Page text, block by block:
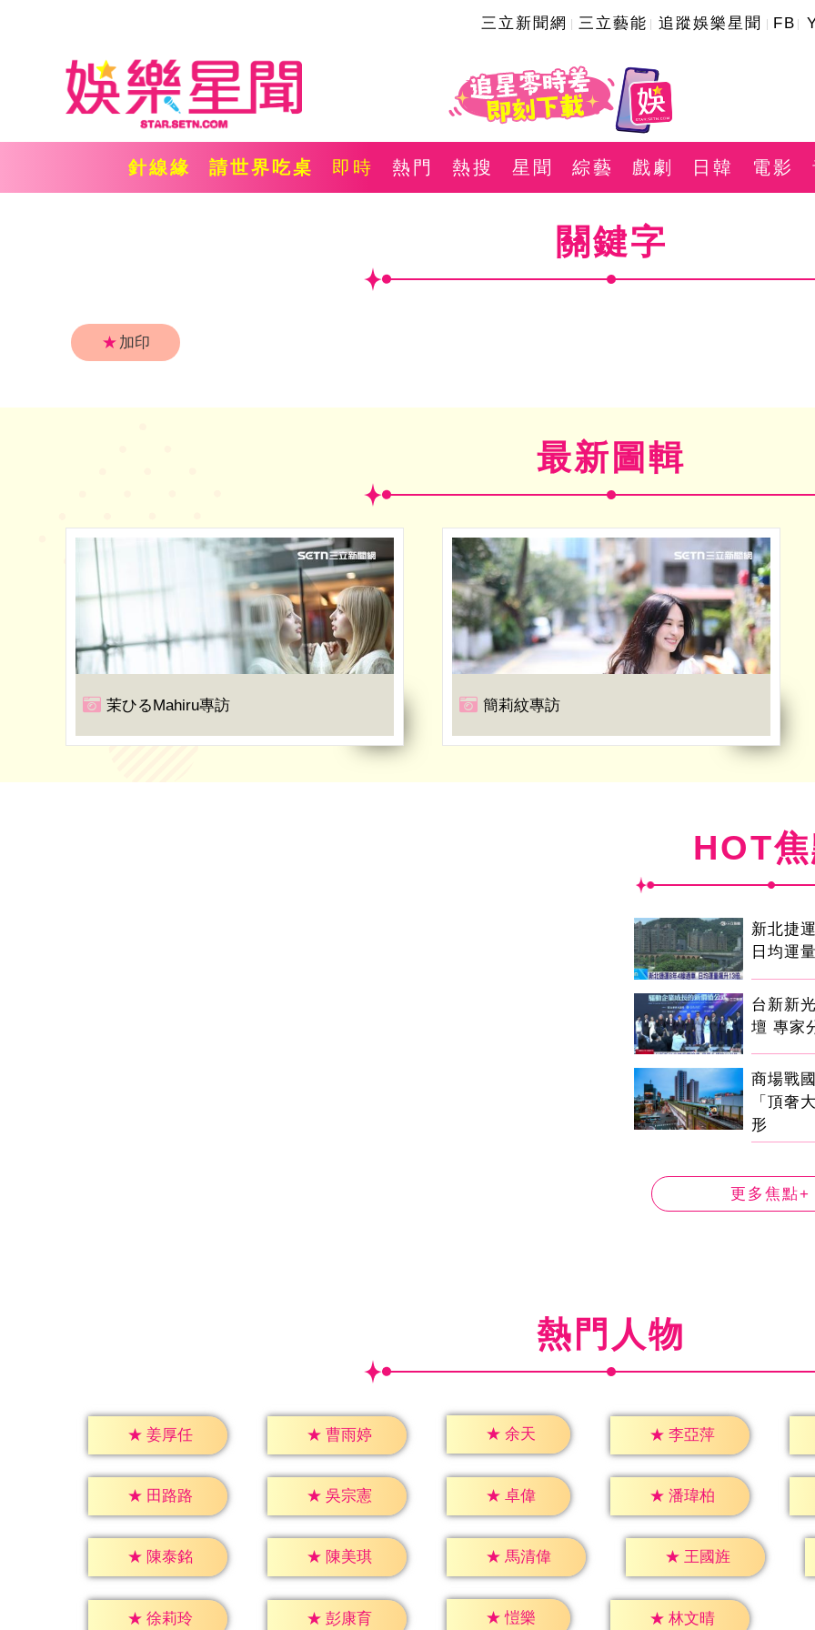
三立新聞網 三立藝能 追蹤娛樂星聞 FB
針線緣 請世界吃桌 即時 熱門 熱搜 星聞 綜藝 戲劇 日韓 電影
關鍵字
★ 加印
最新圖輯
茉ひるMahiru專訪 簡莉紋專訪
HOT
新北捷
日均運
台新新
壇 專家
商場戰
「頂奢
形
更多焦點+
熱門人物
★ 姜厚任 ★ 曹雨婷 ★ 余天 ★ 李亞萍
★ 田路路 ★ 吳宗憲 ★ 卓偉 ★ 潘瑋柏
★ 陳泰銘 ★ 陳美琪 ★ 馬清偉 ★ 王國旌
★ 徐莉玲 ★ 彭康育 ★ 愷樂 ★ 林文晴